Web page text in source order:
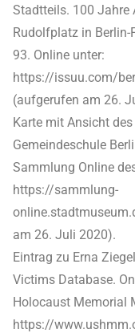
Stadtteils. 100 Jahre
Rudolfplatz in Berlin-
93. Online unter:
https://issuu.com/
(aufgerufen am 26.
Karte mit Ansicht
Gemeindeschule
Sammlung Online
https://sammlung-
am 26. Juli 2020).
Eintrag zu Erna
Victims Database.
Holocaust Memorial
https://